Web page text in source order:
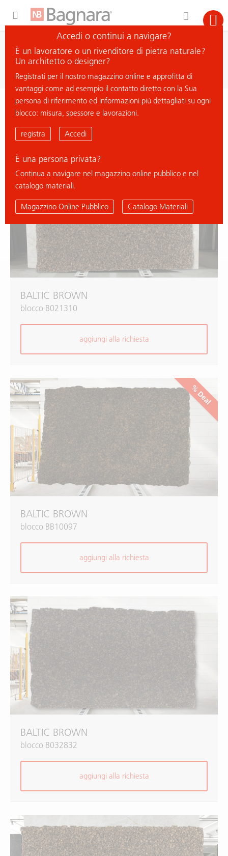
cerca materiale
< ritorna all'elenco
BALTIC BROWN
% Deal
BALTIC BROWN
blocco B021310
aggiungi alla richiesta
% Deal
BALTIC BROWN
blocco BB10097
aggiungi alla richiesta
BALTIC BROWN
blocco B032832
aggiungi alla richiesta
Accedi o continui a navigare?
È un lavoratore o un rivenditore di pietra naturale?
Un architetto o designer?
Registrati per il nostro magazzino online e approfitta di
vantaggi come ad esempio il contatto diretto con la Sua
persona di riferimento ed informazioni più dettagliati su ogni
blocco: misura, spessore e lavorazioni.
registra Accedi
È una persona privata?
Continua a navigare nel magazzino online pubblico e nel
catalogo materiali.
Magazzino Online Pubblico Catalogo Materiali